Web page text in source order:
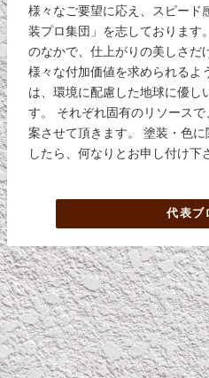
様々なご要望に応え、スピード
装プロ集団」を志しております
のなかで、仕上がりの美しさだ
様々な付加価値を求められるよ
は、環境に配慮した地球に優し
す。 それぞれ固有のリソース
案させて頂きます。 塗装・色
したら、何なりとお申し付け下
代表ブ